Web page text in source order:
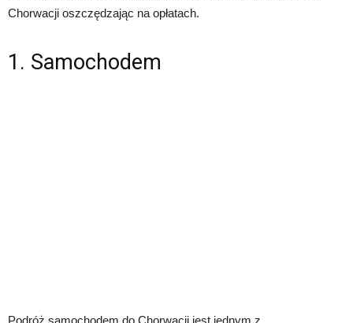
Chorwacji oszczędzając na opłatach.
1. Samochodem
Podróż samochodem do Chorwacji jest jednym z